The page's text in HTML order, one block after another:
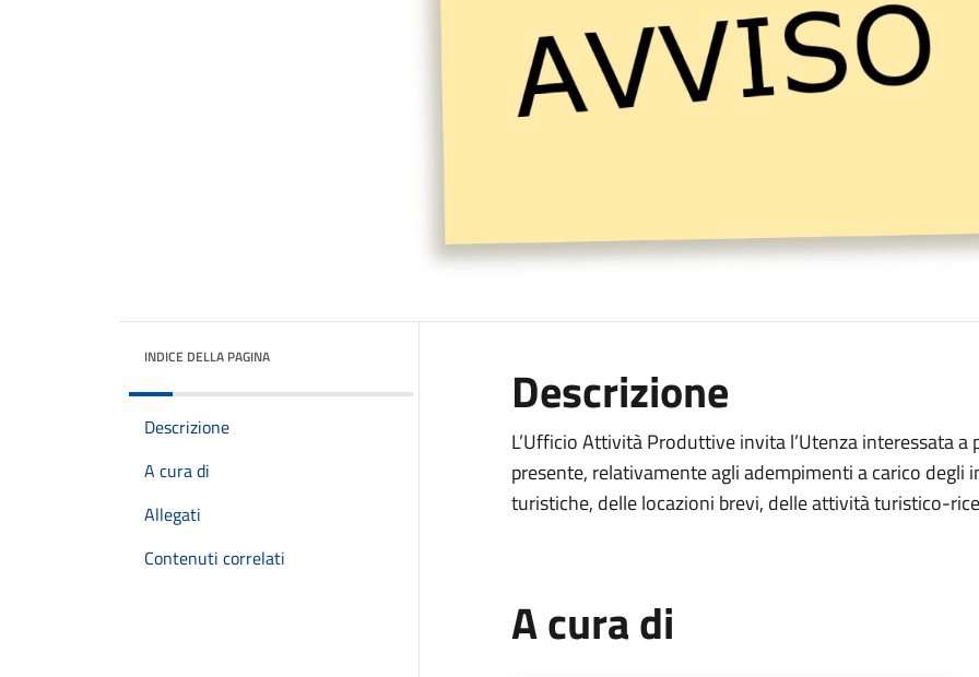
INDICE DELLA PAGINA
Descrizione
A cura di
Allegati
Contenuti correlati
Descrizione
L’Ufficio Attività Produttive invita l’Utenza interessata
presente, relativamente agli adempimenti a carico
turistiche, delle locazioni brevi, delle attività turistico-
A cura di